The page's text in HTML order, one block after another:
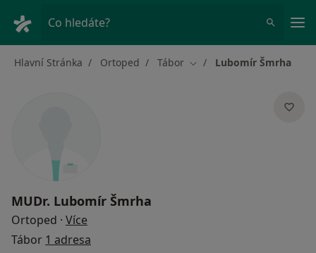
Co hledáte?
Hlavní Stránka Ortoped Tábor Změna města
Lubomír Šmrha
MUDr. Lubomír Šmrha
Ortoped · Více
Tábor 1 adresa